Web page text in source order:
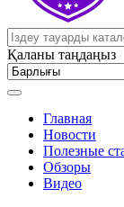
Қаланы таңдаңыз
Главная
Новости
Полезные
Обзоры
Видео